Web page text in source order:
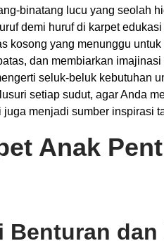
binatang lucu yang seolah
demi huruf di karpet
kosong yang menunggu
dan membiarkan
seluk-beluk kebutuhan
setiap sudut, agar Anda
menjadi sumber inspirasi
Anak
Benturan dan